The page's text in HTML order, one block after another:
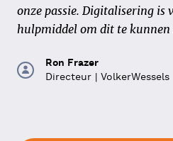
samenbrengen in één ERP-
stukken die één geheel
Alain Lodewijckx
onze passie. Digitalisering is
hulpmiddel om dit te kunnen
Ron Frazer
Directeur | VolkerWessels